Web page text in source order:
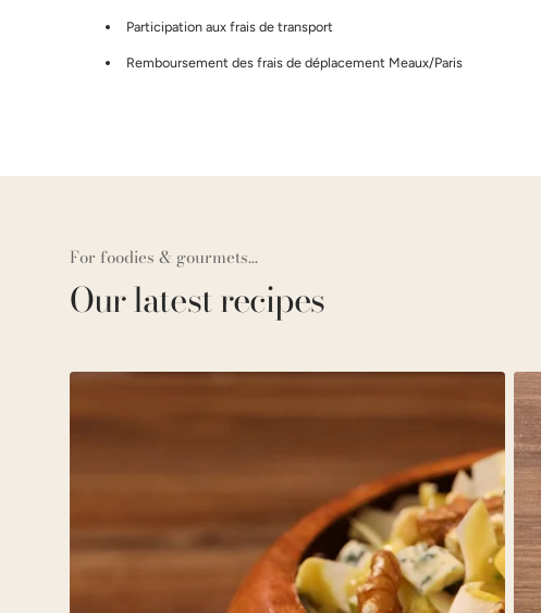
Participation aux frais de transport
Remboursement des frais de déplacement Meaux/Paris
For foodies & gourmets...
Our latest recipes